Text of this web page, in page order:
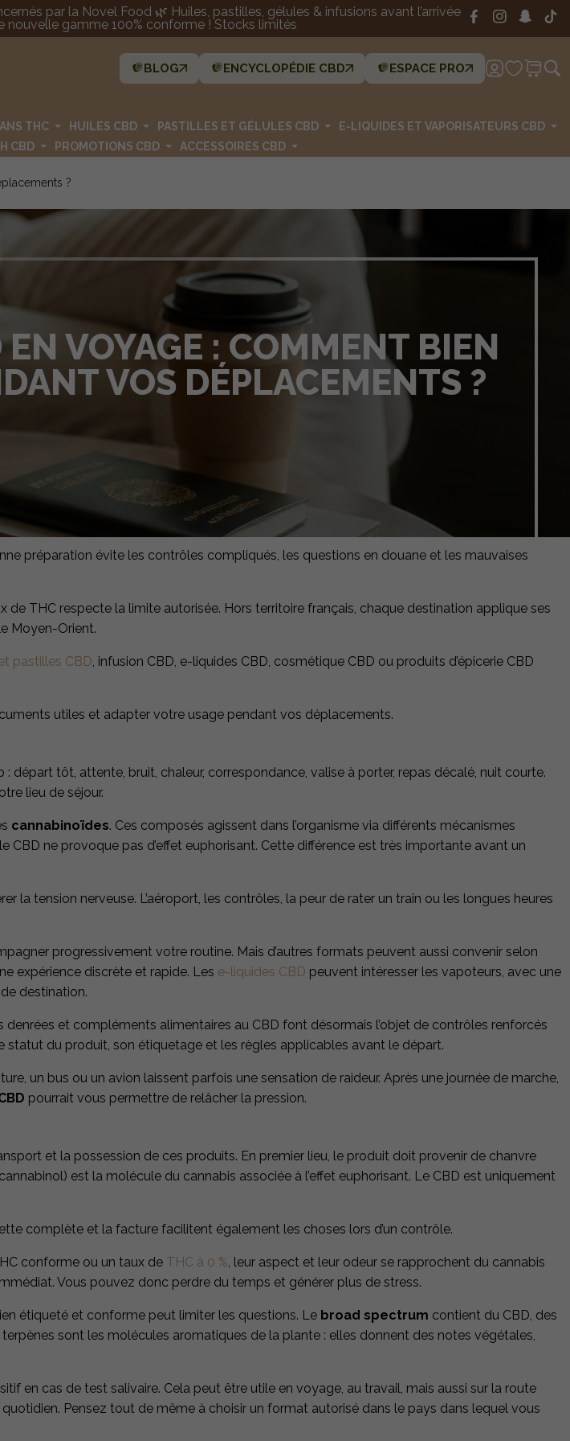
par la Novel Food 🌿 Huiles, pastilles, gélules & infusions avant l’arrivée
nouvelle gamme 100% conforme ! Stocks limités
BLOG ENCYCLOPÉDIE CBD ESPACE PRO
THC HUILES CBD PASTILLES ET GÉLULES CBD
E-LIQUIDES ET VAPORISATEURS CBD
CBD PROMOTIONS CBD ACCESSOIRES CBD
?
VOYAGE : COMMENT BIEN
VOS DÉPLACEMENTS ?
préparation évite les contrôles compliqués, les questions en douane et les mauvaises
de THC respecte la limite autorisée. Hors territoire français, chaque destination applique ses
Moyen-Orient.
pastilles CBD , infusion CBD, e-liquides CBD, cosmétique CBD ou produits d’épicerie CBD
utiles et adapter votre usage pendant vos déplacements.
tôt, attente, bruit, chaleur, correspondance, valise à porter, repas décalé, nuit courte.
lieu de séjour.
cannabinoïdes. Ces composés agissent dans l’organisme via différents mécanismes
CBD ne provoque pas d’effet euphorisant. Cette différence est très importante avant un
tension nerveuse. L’aéroport, les contrôles, la peur de rater un train ou les longues heures
progressivement votre routine. Mais d’autres formats peuvent aussi convenir selon
expérience discrète et rapide. Les e-liquides CBD peuvent intéresser les vapoteurs, avec une
destination.
et compléments alimentaires au CBD font désormais l’objet de contrôles renforcés
du produit, son étiquetage et les règles applicables avant le départ.
un bus ou un avion laissent parfois une sensation de raideur. Après une journée de marche,
pourrait vous permettre de relâcher la pression.
et la possession de ces produits. En premier lieu, le produit doit provenir de chanvre
est la molécule du cannabis associée à l’effet euphorisant. Le CBD est uniquement
complète et la facture facilitent également les choses lors d’un contrôle.
conforme ou un taux de THC à 0 % , leur aspect et leur odeur se rapprochent du cannabis
Vous pouvez donc perdre du temps et générer plus de stress.
étiqueté et conforme peut limiter les questions. Le broad spectrum contient du CBD, des
terpènes sont les molécules aromatiques de la plante : elles donnent des notes végétales,
en cas de test salivaire. Cela peut être utile en voyage, au travail, mais aussi sur la route
Pensez tout de même à choisir un format autorisé dans le pays dans lequel vous